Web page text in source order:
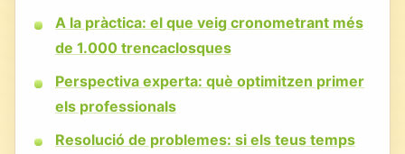
A la pràctica: el que veig cronometrant més
de 1.000 trencaclosques
Perspectiva experta: què optimitzen primer
els professionals
Resolució de problemes: si els teus temps